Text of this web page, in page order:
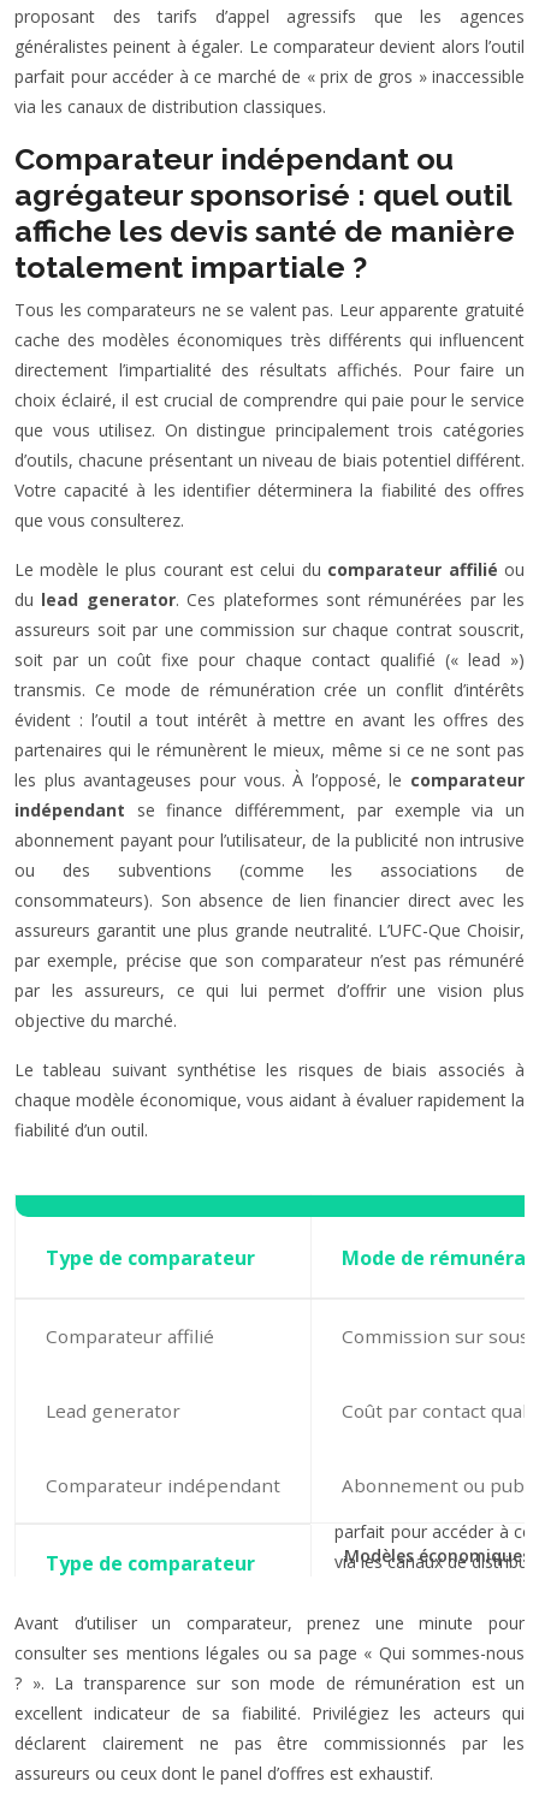
proposant des tarifs d’appel agressifs que les agences
généralistes peinent à égaler. Le comparateur devient alors l’outil
parfait pour accéder à ce marché de « prix de gros » inaccessible
via les canaux de distribution classiques.
Comparateur indépendant ou
agrégateur sponsorisé : quel outil
affiche les devis santé de manière
totalement impartiale ?
Tous les comparateurs ne se valent pas. Leur apparente gratuité
cache des modèles économiques très différents qui influencent
directement l’impartialité des résultats affichés. Pour faire un
choix éclairé, il est crucial de comprendre qui paie pour le service
que vous utilisez. On distingue principalement trois catégories
d’outils, chacune présentant un niveau de biais potentiel différent.
Votre capacité à les identifier déterminera la fiabilité des offres
que vous consulterez.
Le modèle le plus courant est celui du comparateur affilié ou
du lead generator. Ces plateformes sont rémunérées par les
assureurs soit par une commission sur chaque contrat souscrit,
soit par un coût fixe pour chaque contact qualifié (« lead »)
transmis. Ce mode de rémunération crée un conflit d’intérêts
évident : l’outil a tout intérêt à mettre en avant les offres des
partenaires qui le rémunèrent le mieux, même si ce ne sont pas
les plus avantageuses pour vous. À l’opposé, le comparateur
indépendant se finance différemment, par exemple via un
abonnement payant pour l’utilisateur, de la publicité non intrusive
ou des subventions (comme les associations de
consommateurs). Son absence de lien financier direct avec les
assureurs garantit une plus grande neutralité. L’UFC-Que Choisir,
par exemple, précise que son comparateur n’est pas rémunéré
par les assureurs, ce qui lui permet d’offrir une vision plus
objective du marché.
Le tableau suivant synthétise les risques de biais associés à
chaque modèle économique, vous aidant à évaluer rapidement la
fiabilité d’un outil.
Modèles
Type de comparateur Mode de
Comparateur affilié Commission sur
Lead generator Coût par contact
Comparateur indépendant Abonnement ou
Avant d’utiliser un comparateur, prenez une minute pour
consulter ses mentions légales ou sa page « Qui sommes-nous
? ». La transparence sur son mode de rémunération est un
excellent indicateur de sa fiabilité. Privilégiez les acteurs qui
déclarent clairement ne pas être commissionnés par les
assureurs ou ceux dont le panel d’offres est exhaustif.